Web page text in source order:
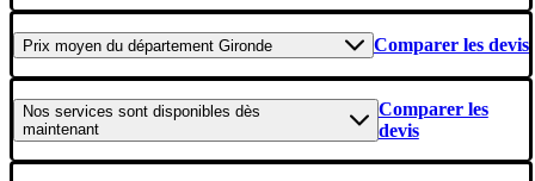
Prix moyen du département Gironde Comparer les devis
Nos services sont disponibles dès
maintenant
Comparer les
devis